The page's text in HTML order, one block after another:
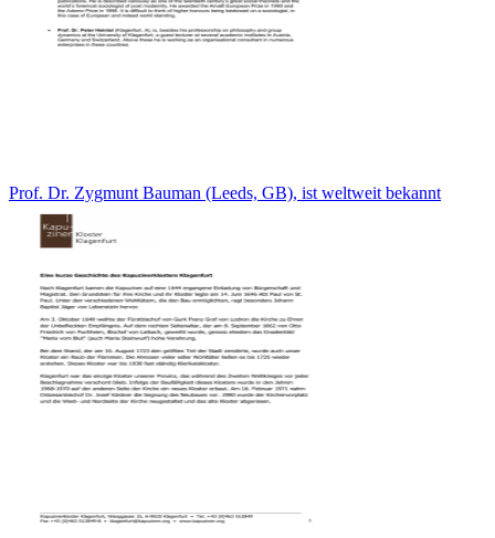
Prof. Dr. Zygmunt Bauman (Leeds, GB), ist weltweit bekannt